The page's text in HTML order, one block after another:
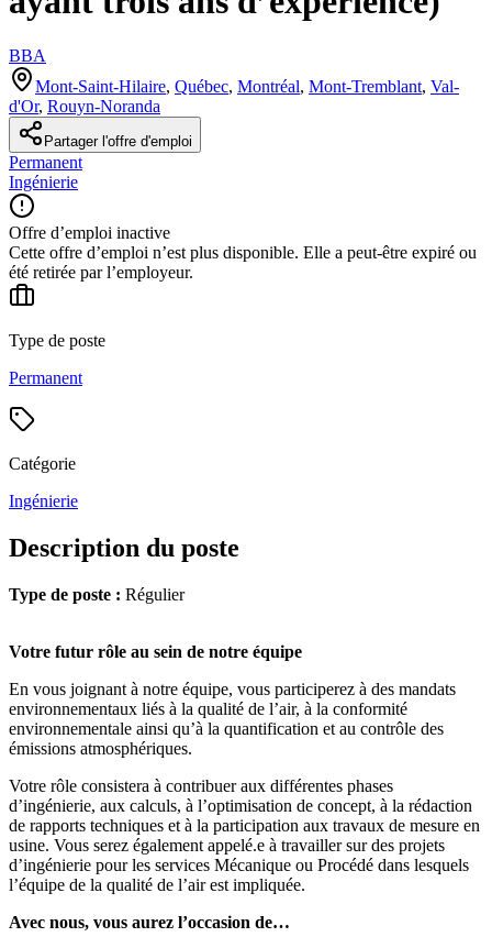
BBA
Mont-Saint-Hilaire, Québec, Montréal, Mont-Tremblant, Val-
d'Or, Rouyn-Noranda
Partager l'offre d'emploi
Permanent
Ingénierie
Offre d’emploi inactive
Cette offre d’emploi n’est plus disponible. Elle a peut-être expiré ou
été retirée par l’employeur.
Type de poste
Permanent
Catégorie
Ingénierie
Description du poste
Type de poste : Régulier
Votre futur rôle au sein de notre équipe
En vous joignant à notre équipe, vous participerez à des mandats
environnementaux liés à la qualité de l’air, à la conformité
environnementale ainsi qu’à la quantification et au contrôle des
émissions atmosphériques.
Votre rôle consistera à contribuer aux différentes phases
d’ingénierie, aux calculs, à l’optimisation de concept, à la rédaction
de rapports techniques et à la participation aux travaux de mesure en
usine. Vous serez également appelé.e à travailler sur des projets
d’ingénierie pour les services Mécanique ou Procédé dans lesquels
l’équipe de la qualité de l’air est impliquée.
Avec nous, vous aurez l’occasion de…